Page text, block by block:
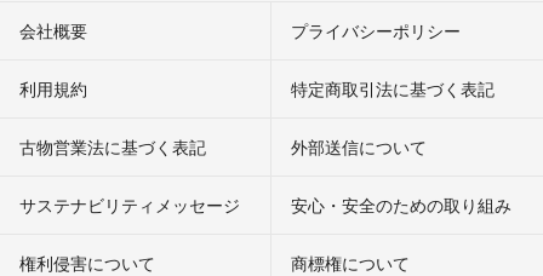
会社概要 プライバシーポリシー
利用規約 特定商取引法に基づく表記
古物営業法に基づく表記 外部送信について
サステナビリティメッセージ 安心・安全のための取り組み
権利侵害について
商標権について